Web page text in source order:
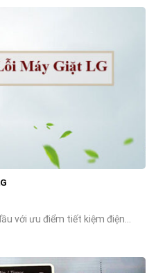
với ưu điểm tiết kiệm điện...